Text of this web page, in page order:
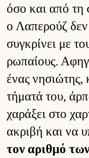
όσο και από τη
ο Λαπερούζ δεν
συγκρίνει με
ρωπαί­ους.
ένας
τήματά του,
χαράξει στο
ακριβή και να
τον αριθμό